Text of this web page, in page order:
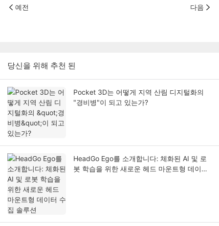
예전 다음
당신을 위해 추천 된
Pocket 3D는 어떻게 지역 산림 디지털화의
"경비병"이 되고 있는가?
HeadGo Ego를 소개합니다: 체화된 AI 및 로
봇 학습을 위한 새로운 헤드 마운트형 데이터